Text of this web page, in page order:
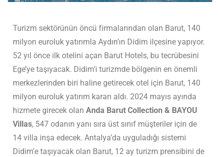
Turizm sektörünün öncü firmalarından olan Barut, 140
milyon euroluk yatırımla Aydın’ın Didim ilçesine yapıyor.
52 yıl önce ilk otelini açan Barut Hotels, bu tecrübesini
Ege’ye taşıyacak. Didim’i turizmde bölgenin en önemli
merkezlerinden biri haline getirecek otel için Barut, 140
milyon euroluk yatırım kararı aldı. 2024 mayıs ayında
hizmete girecek olan Anda Barut Collection & BAYOU
Villas, 547 odanın yanı sıra üst sınıf müşteriler için de
14 villa inşa edecek. Antalya’da uyguladığı sistemi
Didim’e taşıyacak olan Barut, 12 ay turizm prensibini de